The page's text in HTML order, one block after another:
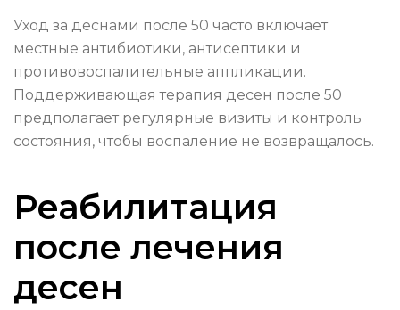
Уход за деснами после 50 часто включает
местные антибиотики, антисептики и
противовоспалительные аппликации.
Поддерживающая терапия десен после 50
предполагает регулярные визиты и контроль
состояния, чтобы воспаление не возвращалось.
Реабилитация
после лечения
десен